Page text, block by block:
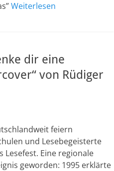
Weiterlesen
dir eine
von Rüdiger
feiern
und Lesebegeisterte
Lesefest. Eine regionale
geworden: 1995 erklärte